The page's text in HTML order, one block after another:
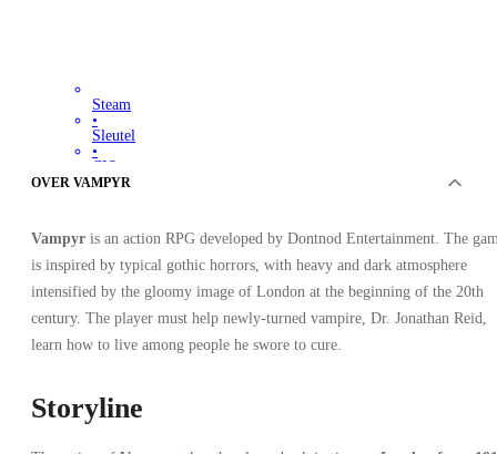
Steam
•
Sleutel
•
CIS
7.44 EUR
OVER VAMPYR
Vampyr is an action RPG developed by Dontnod Entertainment. The
is inspired by typical gothic horrors, with heavy and dark atmosphere
intensified by the gloomy image of London at the beginning of the 20th
century. The player must help newly-turned vampire, Dr. Jonathan Reid,
learn how to live among people he swore to cure.
Storyline